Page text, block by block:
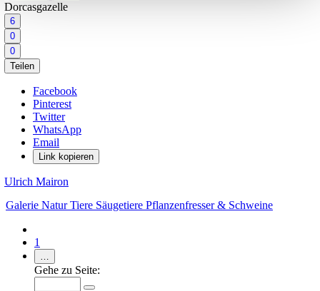
Dorcasgazelle
6
0
0
Teilen
Facebook
Pinterest
Twitter
WhatsApp
Email
Link kopieren
Ulrich Mairon
Galerie NaturTiere Säugetiere Pflanzenfresser & Schweine
1
…
Gehe zu Seite: